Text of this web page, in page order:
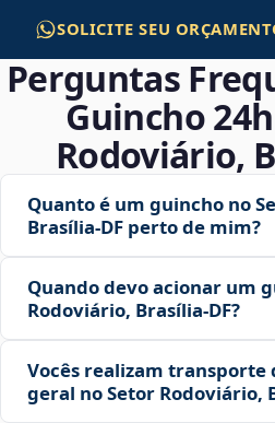
SOLICITE SEU
Perguntas
Guincho
Rodoviário,
Quanto é um guincho no
Brasília‑DF perto de mim?
Quando devo acionar um
Rodoviário, Brasília‑DF?
Vocês realizam transporte
geral no Setor Rodoviário,